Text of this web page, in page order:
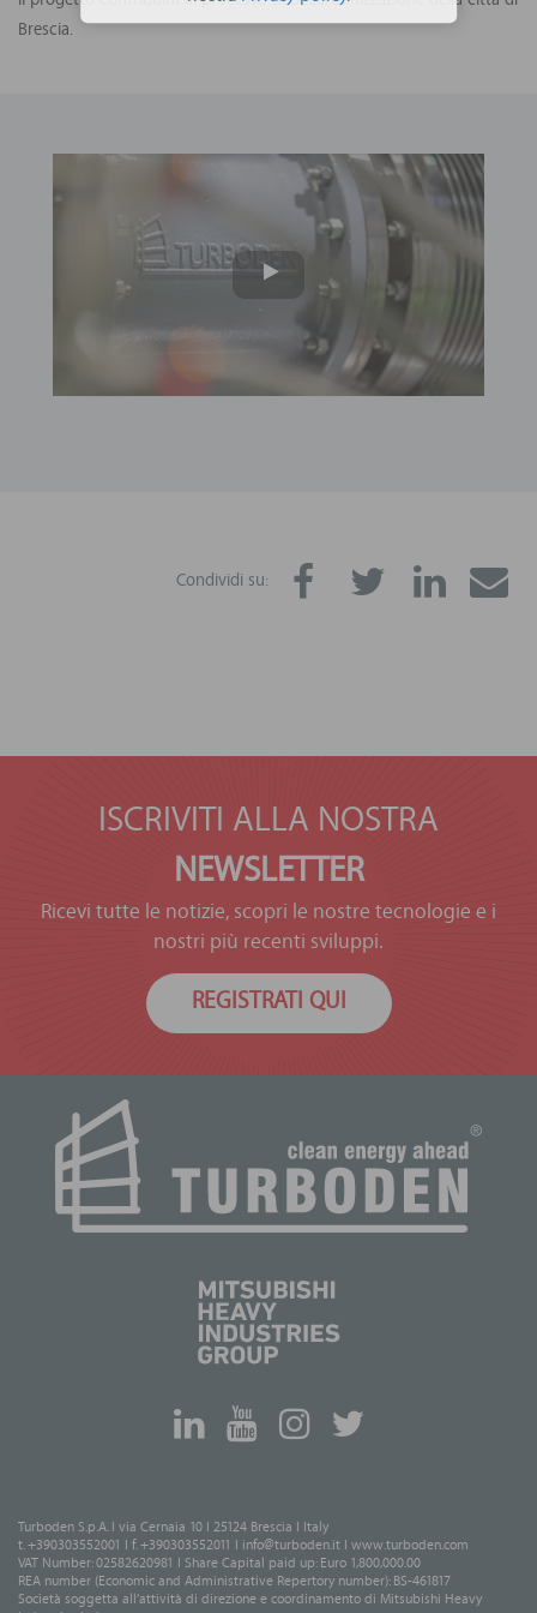
Brescia.
Condividi su:
ISCRIVITI ALLA NOSTRA
NEWSLETTER
Ricevi tutte le notizie, scopri le nostre tecnologie e i
nostri più recenti sviluppi.
REGISTRATI QUI
Turboden S.p.A. I via Cernaia 10 I 25124 Brescia I Italy
t. +390303552001 I f. +390303552011 I info@turboden.it I www.turboden.com
VAT Number: 02582620981 I Share Capital paid up: Euro 1,800,000.00
REA number (Economic and Administrative Repertory number): BS-461817
Società soggetta all’attività di direzione e coordinamento di Mitsubishi Heavy